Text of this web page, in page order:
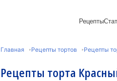
Рецепты
Рецепты
Главная Рецепты тортов Рецепты
Рецепты торта